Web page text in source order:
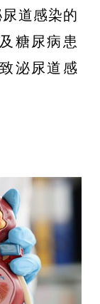
道感染的
糖尿病患
泌尿道感